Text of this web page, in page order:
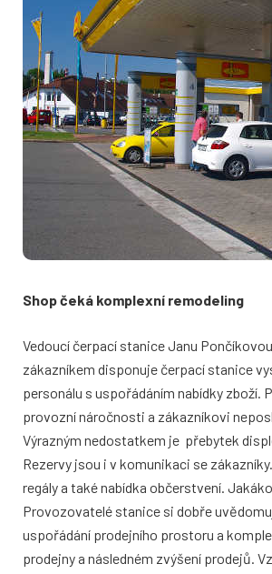
Shop čeká komplexní remodeling
Vedoucí čerpací stanice Janu
zákazníkem disponuje čerpací stanice
personálu s uspořádáním nabídky zboží.
provozní náročnosti a zákazníkovi
Výrazným nedostatkem je přebytek
Rezervy jsou i v komunikaci se
regály a také nabídka občerstvení.
Provozovatelé stanice si dobře
uspořádání prodejního prostoru a
prodejny a následném zvýšení prodejů.